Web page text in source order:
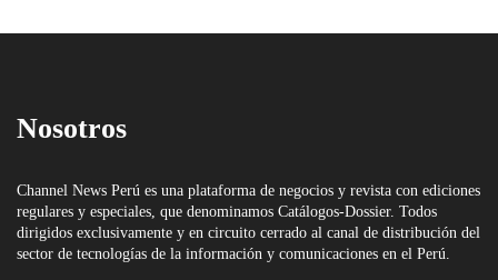
Nosotros
Channel News Perú es una plataforma de negocios y revista con ediciones
regulares y especiales, que denominamos Catálogos-Dossier. Todos
dirigidos exclusivamente y en circuito cerrado al canal de distribución del
sector de tecnologías de la información y comunicaciones en el Perú.